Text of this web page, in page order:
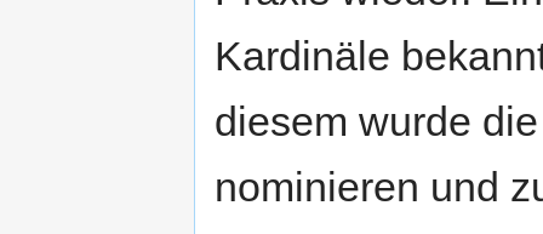
Kardinäle
diesem wurde
nominieren und